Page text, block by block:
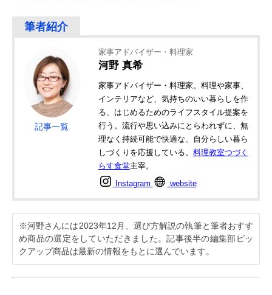
記事一覧
家事アドバイザー・料理家
河野 真希
家事アドバイザー・料理家。料理や家事、
インテリアなど、気持ちのいい暮らしを作
る、はじめるためのライフスタイル提案を
行う。流行や思い込みにとらわれずに、無
理なく持続可能で快適な、自分らしい暮ら
しづくりを応援している。 料理教室つづく
らす食堂主宰。
Instagram website
※河野さんには2023年12月、選び方解説の執筆と筆者おすす
め商品の選定をしていただきました。記事後半の編集部ピッ
クアップ商品は最新の情報をもとに選んでいます。